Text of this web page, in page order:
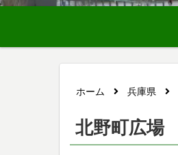
ホーム 兵庫県
北野町広場